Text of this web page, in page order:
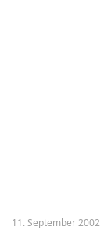
11. September 2002